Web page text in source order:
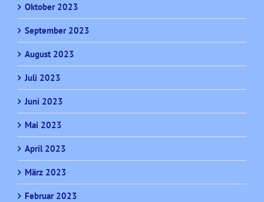
Oktober 2023
September 2023
August 2023
Juli 2023
Juni 2023
Mai 2023
April 2023
März 2023
Februar 2023